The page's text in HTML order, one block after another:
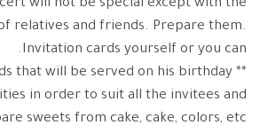
will not be special except with the
relatives and friends. Prepare them.
Invitation cards yourself or you can.
that will be served on his birthday
in order to suit all the invitees and
sweets from cake, cake, colors, etc.